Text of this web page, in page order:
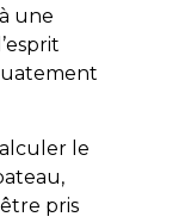
une
le
pris